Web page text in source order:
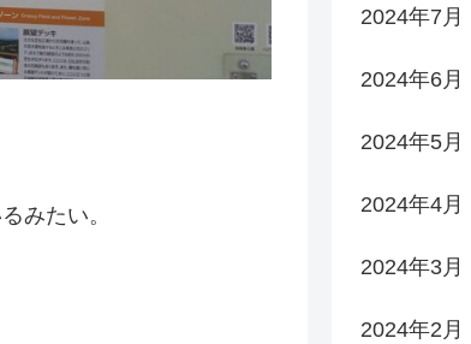
みたい。
2024年7月
2024年6月
2024年5月
2024年4月
2024年3月
2024年2月